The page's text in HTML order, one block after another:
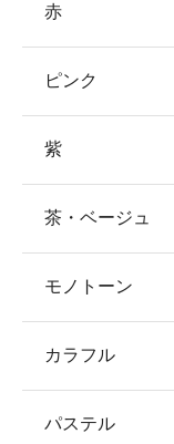
赤
ピンク
紫
茶・ベージュ
モノトーン
カラフル
パステル